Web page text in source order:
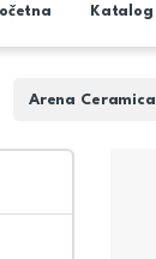
Katalog
Arena Ceramica